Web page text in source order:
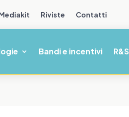
Riviste Contatti
Bandi e incentivi R&S